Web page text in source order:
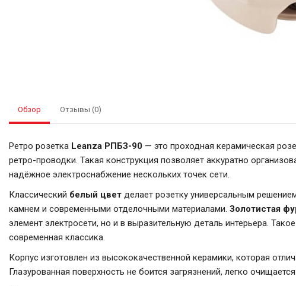
Обзор Отзывы (0)
Ретро розетка Leanza РПБЗ-90 — это проходная керамическая
ретро-проводки. Такая конструкция позволяет аккуратно
надёжное электроснабжение нескольких точек сети.
Классический белый цвет делает розетку универсальным
камнем и современными отделочными материалами. Золотистая
элемент электросети, но и в выразительную деталь интерьера.
современная классика.
Корпус изготовлен из высококачественной керамики, которая
Глазурованная поверхность не боится загрязнений, легко